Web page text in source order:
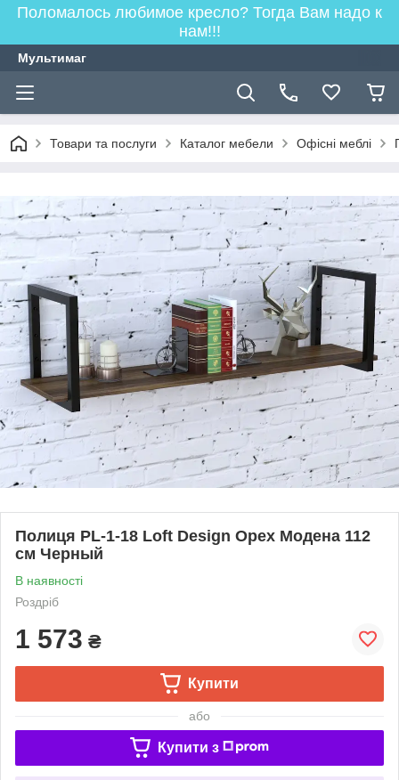
Поломалось любимое кресло? Тогда Вам надо к
нам!!!
Мультимаг
Товари та послуги Каталог мебели Офісні меблі
Полиця PL-1-18 Loft Design Орех Модена 112
см Черный
В наявності
Роздріб
1 573 ₴
Купити
або
Купити з